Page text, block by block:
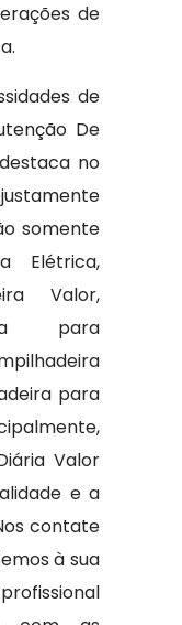
de
de
De
no
justamente
somente
Elétrica,
Valor,
para
para
Valor
e a
contate
à sua